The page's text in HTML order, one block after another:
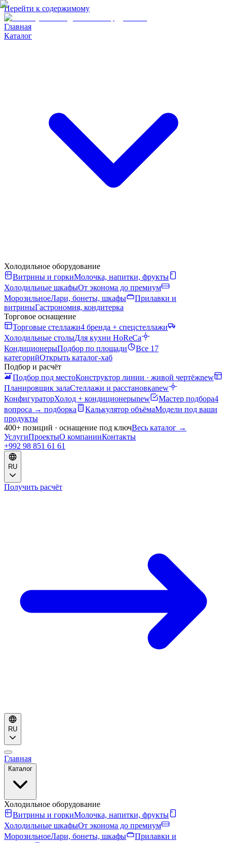
Перейти к содержимому
Главная
Каталог
Холодильное оборудование
Витрины и горкиМолочка, напитки, фрукты
Холодильные шкафыОт эконома до премиум
МорозильноеЛари, бонеты, шкафы
Прилавки и
витриныГастрономия, кондитерка
Торговое оснащение
Торговые стеллажи4 бренда + спецстеллажи
Холодильные столыДля кухни HoReCa
КондиционерыПодбор по площади
Все 17
категорийОткрыть каталог-хаб
Подбор и расчёт
Подбор под местоКонструктор линии · живой чертёжnew
Планировщик залаСтеллажи и расстановкаnew
КонфигураторХолод + кондиционерыnew Мастер подбора4
вопроса → подборка
Калькулятор объёмаМодели под ваши
продукты
400+ позиций · оснащение под ключВесь каталог →
УслугиПроектыО компанииКонтакты
+992 98 851 61 61
RU
Получить расчёт
RU
Главная
Каталог
Холодильное оборудование
Витрины и горкиМолочка, напитки, фрукты
Холодильные шкафыОт эконома до премиум
МорозильноеЛари, бонеты, шкафы
Прилавки и